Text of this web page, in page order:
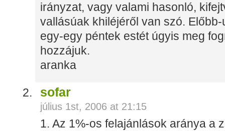
irányzat, vagy valami hasonló,
vallásúak khiléjéről van szó.
egy-egy péntek estét úgyis meg
hozzájuk.
aranka
sofar
július 1st, 2006 at 21:15
1. Az 1%-os felajánlások aránya a